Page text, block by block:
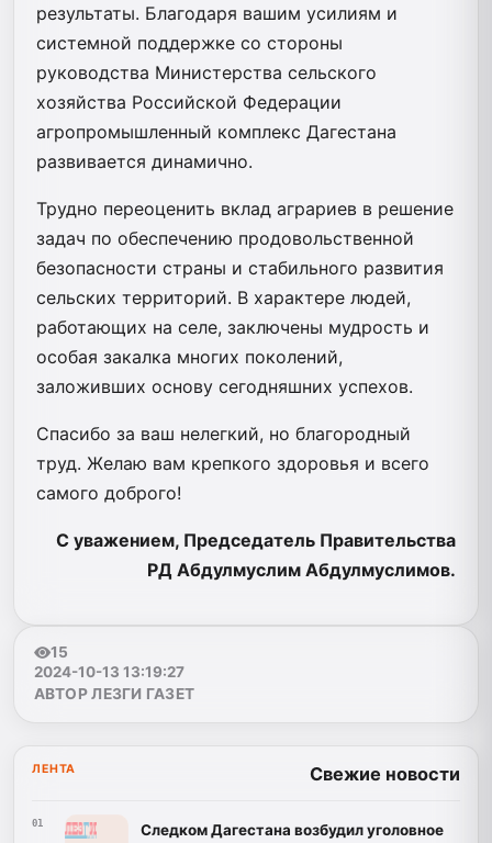
результаты. Благодаря вашим усилиям и
системной поддержке со стороны
руководства Министерства сельского
хозяйства Российской Федерации
агропромышленный комплекс Дагестана
развивается динамично.
Трудно переоценить вклад аграриев в решение
задач по обеспечению продовольственной
безопасности страны и стабильного развития
сельских территорий. В характере людей,
работающих на селе, заключены мудрость и
особая закалка многих поколений,
заложивших основу сегодняшних успехов.
Спасибо за ваш нелегкий, но благородный
труд. Желаю вам крепкого здоровья и всего
самого доброго!
С уважением, Председатель Правительства
РД Абдулмуслим Абдулмуслимов.
15
2024-10-13 13:19:27
АВТОР ЛЕЗГИ ГАЗЕТ
ЛЕНТА Свежие новости
01
Следком Дагестана возбудил уголовное